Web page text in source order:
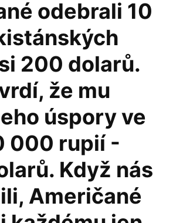
odebrali 10
200 dolarů.
že mu
úspory ve
000 rupií -
Když nás
Američané